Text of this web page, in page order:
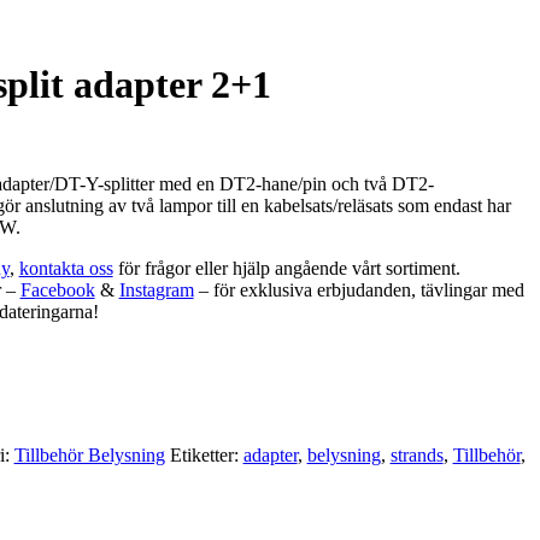
adapter 2+1
DT-Y-splitter med en DT2-hane/pin och två DT2-
anslutning av två lampor till en kabelsats/reläsats som endast har
, kontakta ossför frågor eller hjälp angående vårt sortiment.
– Facebook& Instagram– för exklusiva erbjudanden, tävlingar med
Tillbehör Belysning Etiketter: adapter, belysning, strands, Tillbehör,